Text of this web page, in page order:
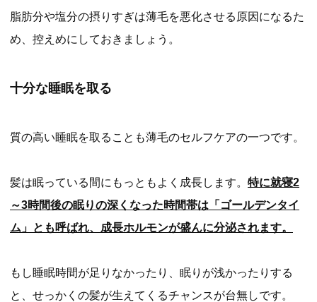
脂肪分や塩分の摂りすぎは薄毛を悪化させる原因になるた
め、控えめにしておきましょう。
十分な睡眠を取る
質の高い睡眠を取ることも薄毛のセルフケアの一つです。
髪は眠っている間にもっともよく成長します。 特に就寝2
～3時間後の眠りの深くなった時間帯は「ゴールデンタイ
ム」とも呼ばれ、成長ホルモンが盛んに分泌されます。
もし睡眠時間が足りなかったり、眠りが浅かったりする
と、せっかくの髪が生えてくるチャンスが台無しです。